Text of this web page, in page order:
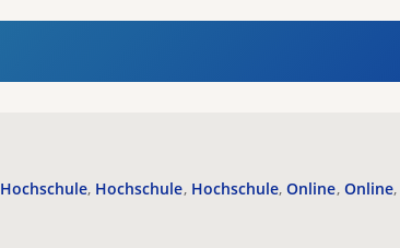
Hochschule Hochschule Hochschule Online Online